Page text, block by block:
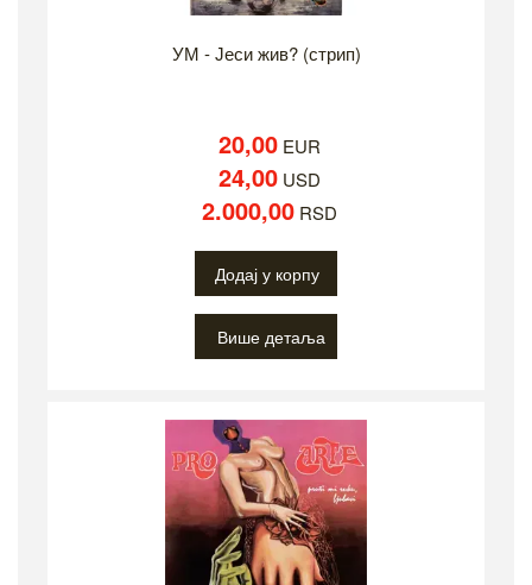
УМ - Јеси жив? (стрип)
20,00EUR
24,00USD
2.000,00RSD
Додај у корпу
Више детаља